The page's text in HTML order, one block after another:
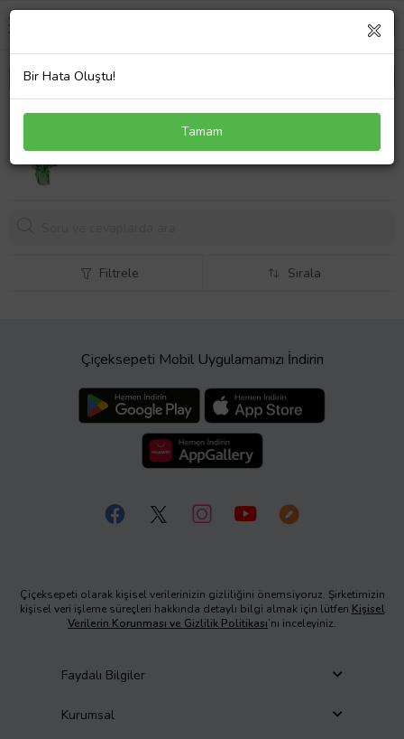
Monstera Deve Tabanı Yeşil Ambalaj
949,00 TL
Filtrele Sırala
Çiçeksepeti Mobil Uygulamamızı İndirin
Çiçeksepeti olarak kişisel verilerinizin gizliliğini önemsiyoruz. Şirketimizin
kişisel veri işleme süreçleri hakkında detaylı bilgi almak için lütfen Kişisel
Verilerin Korunması ve Gizlilik Politikası’nı inceleyiniz.
Faydalı Bilgiler
Kurumsal
Bir Hata Oluştu!
Tamam